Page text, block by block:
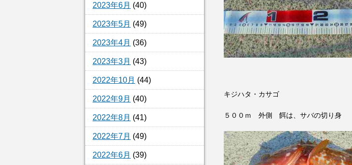
2023年6月 (40)
2023年5月 (49)
2023年4月 (36)
2023年3月 (43)
2022年10月 (44)
2022年9月 (40)
2022年8月 (41)
2022年7月 (49)
2022年6月 (39)
キジハタ・カサゴ
５００ｍ 外側 餌は、サバの切り身